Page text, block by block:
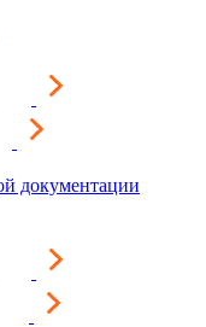
документации